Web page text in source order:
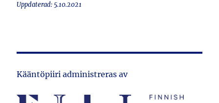
Uppdaterad: 5.10.2021
Kääntöpiiri administreras av